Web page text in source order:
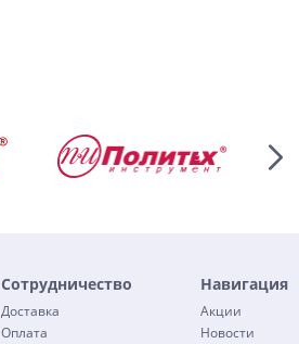
Сотрудничество
Доставка
Оплата
Навигация
Акции
Новости